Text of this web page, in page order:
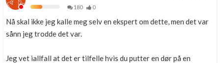
180
0
Nå skal ikke jeg kalle meg selv en ekspert om dette, men det var
sånn jeg trodde det var.
Jeg vet iallfall at det er tilfelle hvis du putter en dør på en